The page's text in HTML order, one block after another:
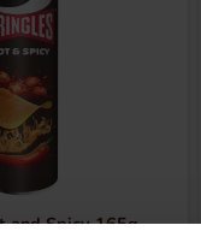
and Spicy 165g